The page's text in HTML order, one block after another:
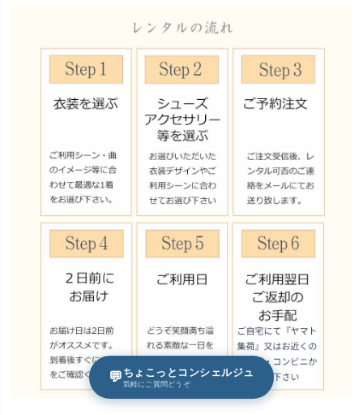
💬 ちょこっとコンシェルジュ
気軽にご質問どうぞ